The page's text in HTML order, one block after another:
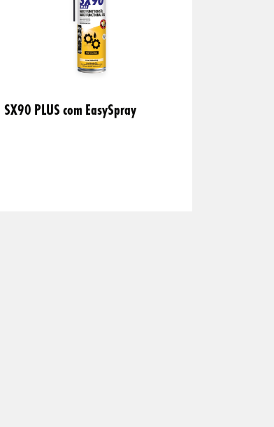
SX90 PLUS com EasySpray